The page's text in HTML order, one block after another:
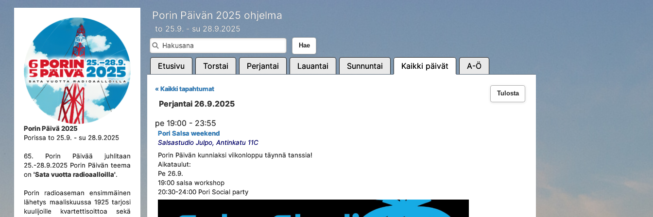
Porin Päivä 2025
Porissa to 25.9. - su 28.9.2025
65. Porin Päivää juhlitaan
25.-28.9.2025 Porin Päivän teema
on'Sata vuotta radioaalloilla'.
Porin radioaseman ensimmäinen
lähetys maaliskuussa 1925 tarjosi
kuulijoille kvartettisoittoa sekä
Porin Päivän 2025 ohjelma
to 25.9. - su 28.9.2025
Hae
Etusivu Torstai Perjantai Lauantai Sunnuntai Kaikki päivät A-Ö
Tulosta
« Kaikki tapahtumat
Perjantai 26.9.2025
pe 19:00 - 23:55
Pori Salsa weekend
Salsastudio Julpo, Antinkatu 11C
Porin Päivän kunniaksi viikonloppu täynnä tanssia!
Aikataulut:
Pe 26.9.
19:00 salsa workshop
20:30-24:00 Pori Social party